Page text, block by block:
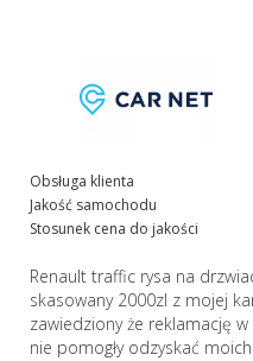
Obsługa klienta
Jakość samochodu
Stosunek cena do jakości
Renault traffic rysa na
skasowany 2000zl z mojej
zawiedziony że reklamację
nie pomogły odzyskać